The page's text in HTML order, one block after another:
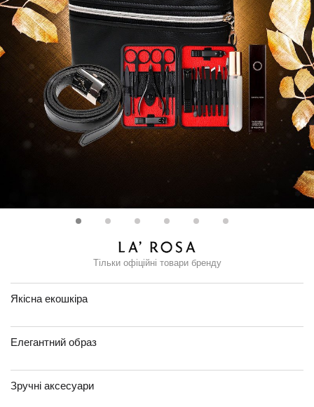
Тільки офіційні товари бренду
Якісна екошкіра
Елегантний образ
Зручні аксесуари